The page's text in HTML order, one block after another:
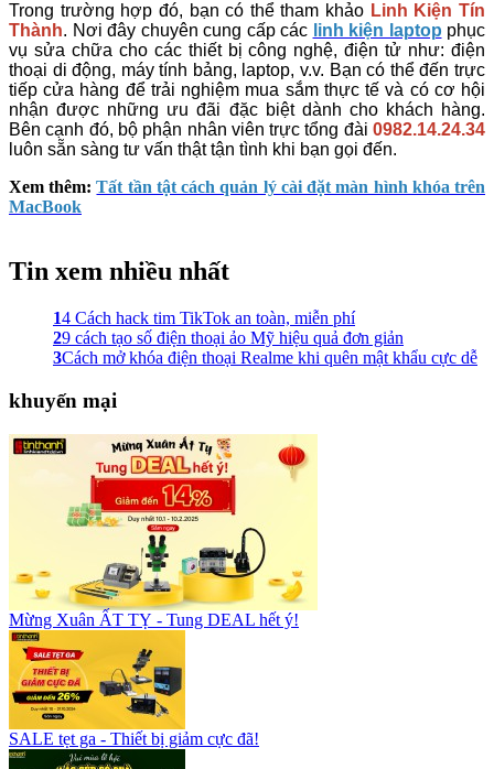
Trong trường hợp đó, bạn có thể tham khảo Linh Kiện Tín
Thành. Nơi đây chuyên cung cấp các linh kiện laptop phục
vụ sửa chữa cho các thiết bị công nghệ, điện tử như: điện
thoại di động, máy tính bảng, laptop, v.v. Bạn có thể đến trực
tiếp cửa hàng để trải nghiệm mua sắm thực tế và có cơ hội
nhận được những ưu đãi đặc biệt dành cho khách hàng.
Bên cạnh đó, bộ phận nhân viên trực tổng đài 0982.14.24.34
luôn sẵn sàng tư vấn thật tận tình khi bạn gọi đến.
Xem thêm:Tất tần tật cách quản lý cài đặt màn hình khóa trên
MacBook
Tin xem nhiều nhất
14 Cách hack tim TikTok an toàn, miễn phí
29 cách tạo số điện thoại ảo Mỹ hiệu quả đơn giản
3Cách mở khóa điện thoại Realme khi quên mật khẩu cực dễ
khuyến mại
Mừng Xuân ẤT TỴ - Tung DEAL hết ý!
SALE tẹt ga - Thiết bị giảm cực đã!